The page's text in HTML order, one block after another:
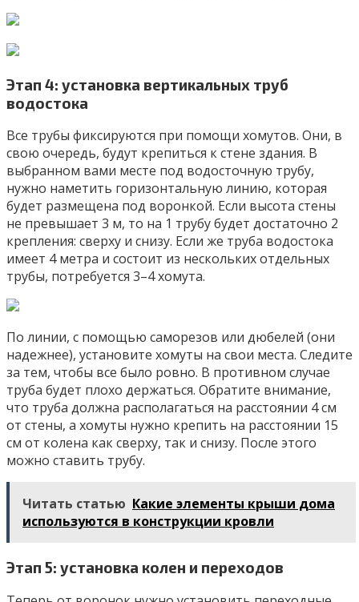
Этап 4: установка вертикальных труб
водостока
Все трубы фиксируются при помощи хомутов. Они, в
свою очередь, будут крепиться к стене здания. В
выбранном вами месте под водосточную трубу,
нужно наметить горизонтальную линию, которая
будет размещена под воронкой. Если высота стены
не превышает 3 м, то на 1 трубу будет достаточно 2
крепления: сверху и снизу. Если же труба водостока
имеет 4 метра и состоит из нескольких отдельных
трубы, потребуется 3–4 хомута.
По линии, с помощью саморезов или дюбелей (они
надежнее), установите хомуты на свои места. Следите
за тем, чтобы все было ровно. В противном случае
труба будет плохо держаться. Обратите внимание,
что труба должна располагаться на расстоянии 4 см
от стены, а хомуты нужно крепить на расстоянии 15
см от колена как сверху, так и снизу. После этого
можно ставить трубу.
Читать статью Какие элементы крыши дома
используются в конструкции кровли
Этап 5: установка колен и переходов